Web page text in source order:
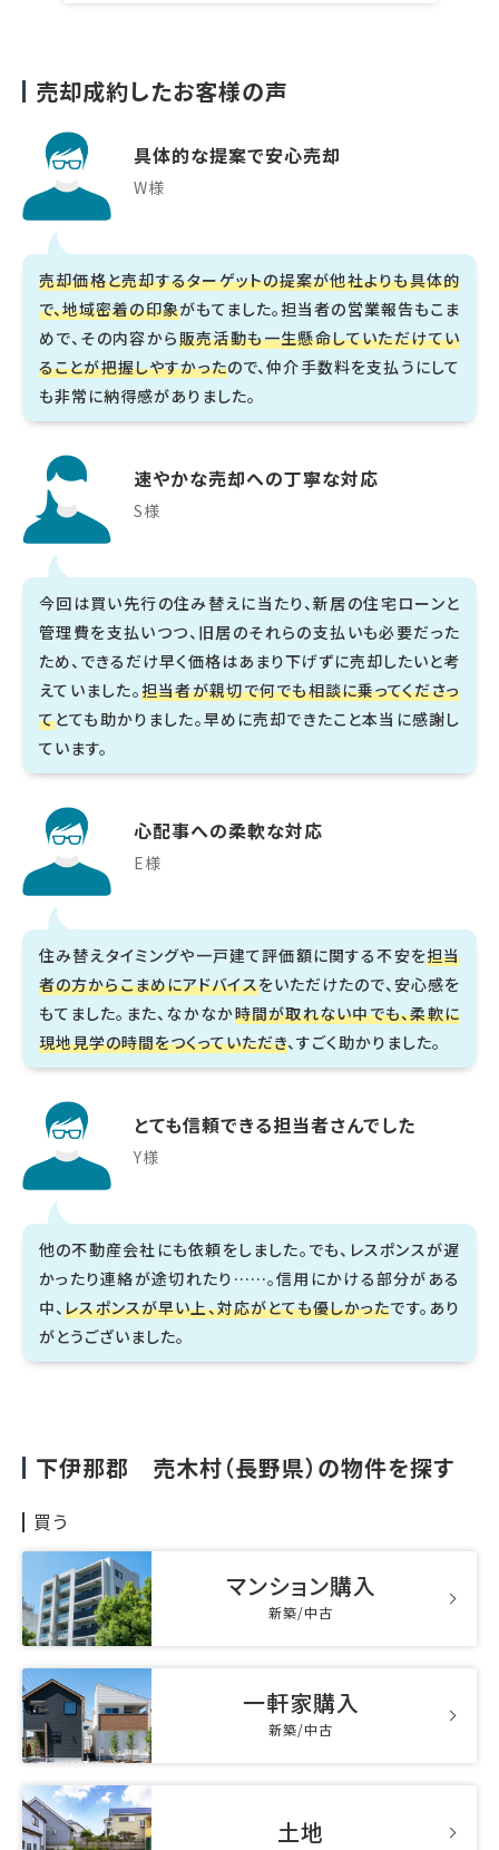
売却成約したお客様の声
具体的な提案で安心売却
W様
売却価格と売却するターゲットの提案が他社よりも具体的
で、地域密着の印象がもてました。担当者の営業報告もこま
めで、その内容から販売活動も一生懸命していただけてい
ることが把握しやすかったので、仲介手数料を支払うにして
も非常に納得感がありました。
速やかな売却への丁寧な対応
S様
今回は買い先行の住み替えに当たり、新居の住宅ローンと
管理費を支払いつつ、旧居のそれらの支払いも必要だった
ため、できるだけ早く価格はあまり下げずに売却したいと考
えていました。担当者が親切で何でも相談に乗ってくださっ
てとても助かりました。早めに売却できたこと本当に感謝し
ています。
心配事への柔軟な対応
E様
住み替えタイミングや一戸建て評価額に関する不安を担当
者の方からこまめにアドバイスをいただけたので、安心感を
もてました。また、なかなか時間が取れない中でも、柔軟に
現地見学の時間をつくっていただき、すごく助かりました。
とても信頼できる担当者さんでした
Y様
他の不動産会社にも依頼をしました。でも、レスポンスが遅
かったり連絡が途切れたり……。信用にかける部分がある
中、レスポンスが早い上、対応がとても優しかったです。あり
がとうございました。
下伊那郡 売木村（長野県）の物件を探す
買う
マンション購入
新築/中古
一軒家購入
新築/中古
土地